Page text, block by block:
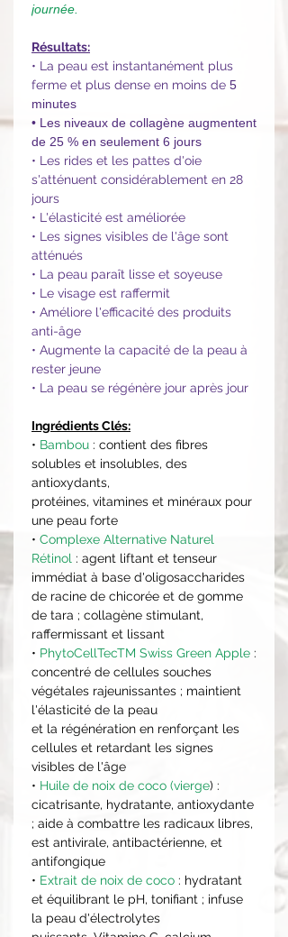
journée.
Résultats:
• La peau est instantanément plus
ferme et plus dense en moins de 5
minutes
• Les niveaux de collagène augmentent
de 25 % en seulement 6 jours
• Les rides et les pattes d'oie
s'atténuent considérablement en 28
jours
• L'élasticité est améliorée
• Les signes visibles de l'âge sont
atténués
• La peau paraît lisse et soyeuse
• Le visage est raffermit
• Améliore l'efficacité des produits
anti-âge
• Augmente la capacité de la peau à
rester jeune
• La peau se régénère jour après jour
Ingrédients Clés:
• Bambou : contient des fibres
solubles et insolubles, des
antioxydants,
protéines, vitamines et minéraux pour
une peau forte
• Complexe Alternative Naturel
Rétinol : agent liftant et tenseur
immédiat à base d'oligosaccharides
de racine de chicorée et de gomme
de tara ; collagène stimulant,
raffermissant et lissant
• PhytoCellTecTM Swiss Green Apple :
concentré de cellules souches
végétales rajeunissantes ; maintient
l'élasticité de la peau
et la régénération en renforçant les
cellules et retardant les signes
visibles de l'âge
• Huile de noix de coco (vierge) :
cicatrisante, hydratante, antioxydante
; aide à combattre les radicaux libres,
est antivirale, antibactérienne, et
antifongique
• Extrait de noix de coco : hydratant
et équilibrant le pH, tonifiant ; infuse
la peau d'électrolytes